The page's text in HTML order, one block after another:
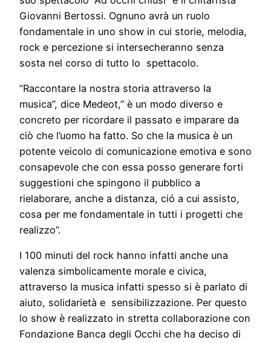
Giovanni Bertossi. Ognuno avrà un ruolo
fondamentale in uno show in cui storie, melodia,
rock e percezione si intersecheranno senza
sosta nel corso di tutto lo spettacolo.
“Raccontare la nostra storia attraverso la
musica”, dice Medeot,” è un modo diverso e
concreto per ricordare il passato e imparare da
ciò che l’uomo ha fatto. So che la musica è un
potente veicolo di comunicazione emotiva e sono
consapevole che con essa posso generare forti
suggestioni che spingono il pubblico a
rielaborare, anche a distanza, ció a cui assisto,
cosa per me fondamentale in tutti i progetti che
realizzo”.
I 100 minuti del rock hanno infatti anche una
valenza simbolicamente morale e civica,
attraverso la musica infatti spesso si è parlato di
aiuto, solidarietà e sensibilizzazione. Per questo
lo show è realizzato in stretta collaborazione con
Fondazione Banca degli Occhi che ha deciso di